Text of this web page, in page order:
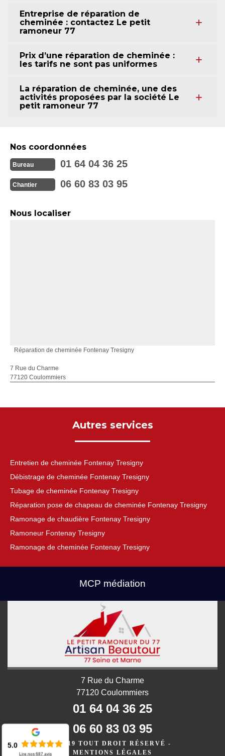
Entreprise de réparation de
cheminée : contactez Le petit
ramoneur 77
Prix d’une réparation de cheminée :
les tarifs ne sont pas uniformes
La réparation de cheminée, une des
activités proposées par la société Le
petit ramoneur 77
Nos coordonnées
Bureau 01 64 04 36 25
Chantier 06 60 83 03 95
Nous localiser
Réparation de cheminée Fontenay Tresigny
7 Rue du Charme
77120 Coulommiers
Autres services
Entretien de cheminée Fontenay Tresigny
Débistrage de cheminée Fontenay Tresigny
Tubage de cheminée Fontenay Tresigny
Réparation pose de chapeau de cheminée Fontenay Tresigny
Ramonage de chaudière Fontenay Tresigny
Ramoneur Fontenay Tresigny
Ramonage de cheminée Fontenay Tresigny
MCP médiation
7 Rue du Charme
77120 Coulommiers
01 64 04 36 25
06 60 83 03 95
©2019 TOUT DROIT RÉSERVÉ -
MENTIONS LÉGALES
5.0
Lire nos687 avis